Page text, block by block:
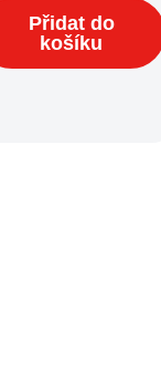
Přidat do
košíku